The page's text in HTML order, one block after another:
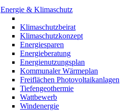
Energie & Klimaschutz
Klimaschutzbeirat
Klimaschutzkonzept
Energiesparen
Energieberatung
Energienutzungsplan
Kommunaler Wärmeplan
Freiflächen Photovoltaikanlagen
Tiefengeothermie
Wattbewerb
Windenergie